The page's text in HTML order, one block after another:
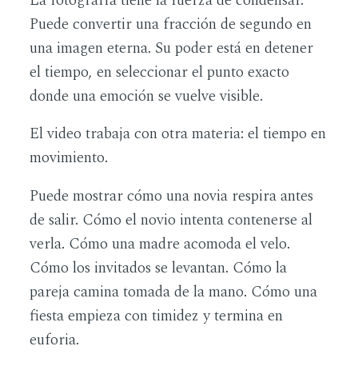
Puede convertir una fracción de segundo en
una imagen eterna. Su poder está en detener
el tiempo, en seleccionar el punto exacto
donde una emoción se vuelve visible.
El video trabaja con otra materia: el tiempo en
movimiento.
Puede mostrar cómo una novia respira antes
de salir. Cómo el novio intenta contenerse al
verla. Cómo una madre acomoda el velo.
Cómo los invitados se levantan. Cómo la
pareja camina tomada de la mano. Cómo una
fiesta empieza con timidez y termina en
euforia.